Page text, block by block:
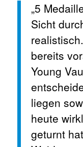
„5
Sicht
bereits
Young
liegen
heute
geturnt